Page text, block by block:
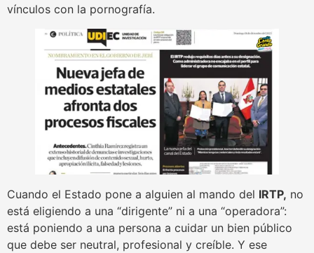
vínculos con la pornografía.
Cuando el Estado pone a alguien al mando del IRTP, no
está eligiendo a una “dirigente” ni a una “operadora”:
está poniendo a una persona a cuidar un bien público
que debe ser neutral, profesional y creíble. Y ese